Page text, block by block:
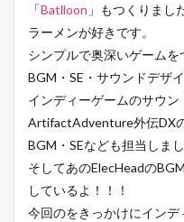
「Batlloon 」もつくりまし
ラーメンが好きです。
シンプルで奥深いゲームを
BGM・SE・サウンドデザ
インディーゲームのサウン
ArtifactAdventure外伝DX
BGM・SEなども担当しまし
そしてあのElecHeadの
しているよ！！！
今回のをきっかけにイン